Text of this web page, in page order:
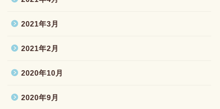
2021年3月
2021年2月
2020年10月
2020年9月